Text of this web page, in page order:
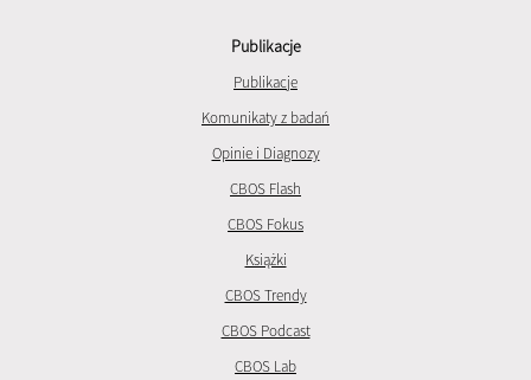
Publikacje
Publikacje
Komunikaty z badań
Opinie i Diagnozy
CBOS Flash
CBOS Fokus
Książki
CBOS Trendy
CBOS Podcast
CBOS Lab